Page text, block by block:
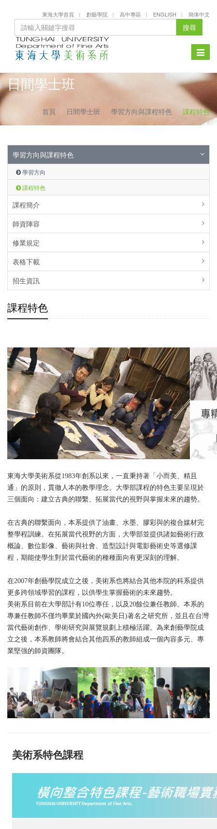
東海大學首頁 創藝學院 高中專區 ENGLISH 簡体中文
搜尋
Toggle
日間學士班
首頁 日間學士班 學習方向與課程特色 課程特色
學習方向與課程特色
學習方向
課程特色
課程簡介
師資陣容
修業規定
表格下載
招生資訊
課程特色
東海大學美術系從1983年創系以來，一直秉持著「小而美、精且
通」的原則，貫徹人本的教學理念。大學部課程的特色主要呈現於
三個面向：建立古典的聯繫、拓展當代的視野與掌握未來的趨勢。
在古典的聯繫面向，本系提供了油畫、水墨、膠彩與的複合媒材完
整學程訓練。在拓展當代視野的方面，大學部並提供諸如藝術行政
概論、數位影像、藝術與社會、造型設計與電影藝術史等選修課
程，期能使學生對於當代藝術的種種面向有更深刻的理解。
在2007年創藝學院成立之後，美術系也將結合其他本院的科系提供
更多跨領域學習的課程，以供學生掌握藝術的未來趨勢。
美術系目前在大學部計有10位專任，以及20餘位兼任教師。本系的
專兼任教師不僅均畢業於國內外(歐美日)著名之研究所，並且在台灣
當代藝術創作、學術研究與展覽規劃上積極活躍。為來創藝學院成
立之後，本系教師將會結合其他四系的教師組成一個內容多元、專
業堅強的師資團隊。
美術系特色課程